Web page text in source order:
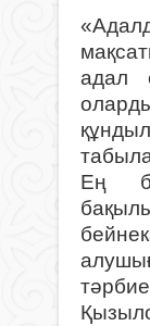
адал
Ең